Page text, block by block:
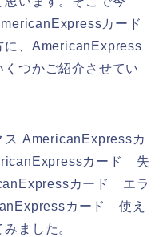
カード
に、AmericanExpress
つかご紹介させてい
ス AmericanExpressカ
カード 失
カード エラ
カード 使え
ました。